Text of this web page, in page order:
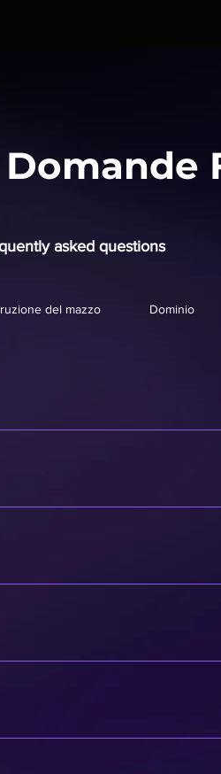
Domande
asked questions
del mazzo Dominio
regole mentre si gioca al
a 15 carde di Extra
significa che ogni carta
i seguenti punti, basati sul
Guerriero, Drago) Un mostro
(DM) viene messo nella